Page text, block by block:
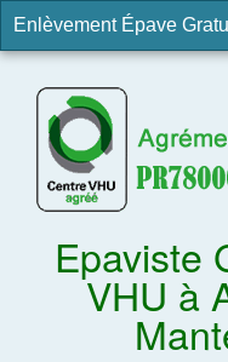
Enlèvement Épave
Epaviste
VHU à